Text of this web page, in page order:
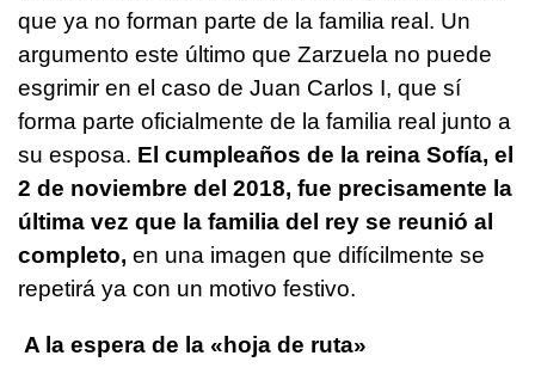
que ya no forman parte de la familia real. Un
argumento este último que Zarzuela no puede
esgrimir en el caso de Juan Carlos I, que sí
forma parte oficialmente de la familia real junto a
su esposa. El cumpleaños de la reina Sofía, el
2 de noviembre del 2018, fue precisamente la
última vez que la familia del rey se reunió al
completo, en una imagen que difícilmente se
repetirá ya con un motivo festivo.
A la espera de la «hoja de ruta»